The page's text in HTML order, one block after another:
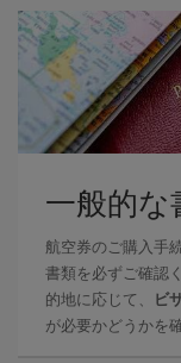
一般的な
航空券のご購入手
書類を必ずご確認
的地に応じて、
ビ
が必要かどうかを